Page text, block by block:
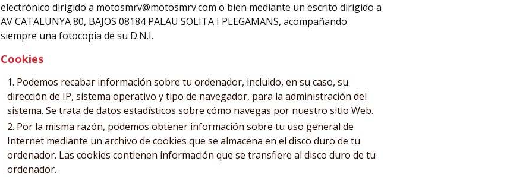
electrónico dirigido a motosmrv@motosmrv.com o bien mediante un escrito dirigido a
AV CATALUNYA 80, BAJOS 08184 PALAU SOLITA I PLEGAMANS, acompañando
siempre una fotocopia de su D.N.I.
Cookies
Podemos recabar información sobre tu ordenador, incluido, en su caso, su
dirección de IP, sistema operativo y tipo de navegador, para la administración del
sistema. Se trata de datos estadísticos sobre cómo navegas por nuestro sitio Web.
Por la misma razón, podemos obtener información sobre tu uso general de
Internet mediante un archivo de cookies que se almacena en el disco duro de tu
ordenador. Las cookies contienen información que se transfiere al disco duro de tu
ordenador.